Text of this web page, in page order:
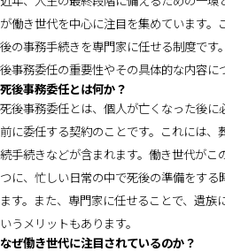
が働き世代を中心に注目を集めています。
後の事務手続きを専門家に任せる制度です
後事務委任の重要性やその具体的な内容に
死後事務委任とは何か？
死後事務委任とは、個人が亡くなった後に
前に委任する契約のことです。これには、
続手続きなどが含まれます。働き世代がこ
つに、忙しい日常の中で死後の準備をする
ます。また、専門家に任せることで、遺族
いうメリットもあります。
なぜ働き世代に注目されているのか？